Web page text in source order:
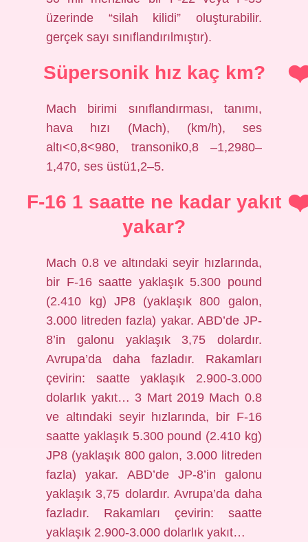
üzerinde “silah kilidi” oluşturabilir.
gerçek sayı sınıflandırılmıştır).
Süpersonik hız kaç km?
Mach birimi sınıflandırması, tanımı,
hava hızı (Mach), (km/h), ses
altı<0,8<980, transonik0,8 –1,2980–
1,470, ses üstü1,2–5.
F-16 1 saatte ne kadar yakıt
yakar?
Mach 0.8 ve altındaki seyir hızlarında,
bir F-16 saatte yaklaşık 5.300 pound
(2.410 kg) JP8 (yaklaşık 800 galon,
3.000 litreden fazla) yakar. ABD’de JP-
8’in galonu yaklaşık 3,75 dolardır.
Avrupa’da daha fazladır. Rakamları
çevirin: saatte yaklaşık 2.900-3.000
dolarlık yakıt… 3 Mart 2019 Mach 0.8
ve altındaki seyir hızlarında, bir F-16
saatte yaklaşık 5.300 pound (2.410 kg)
JP8 (yaklaşık 800 galon, 3.000 litreden
fazla) yakar. ABD’de JP-8’in galonu
yaklaşık 3,75 dolardır. Avrupa’da daha
fazladır. Rakamları çevirin: saatte
yaklaşık 2.900-3.000 dolarlık yakıt…